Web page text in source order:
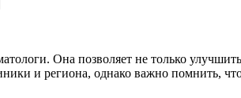
Она позволяет не только
и региона, однако важно помнить,